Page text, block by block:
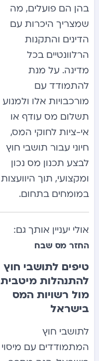
בהן הם פועלים, מה
שמצריך היכרות עם
הדינים והתקנות
הרלוונטיים בכל
מדינה. על מנת
להתמודד עם
מורכבויות אלו ולמנוע
תשלום מס עודף או
אי-ציות לחוקי המס,
חיוני עבור תושבי חוץ
לבצע תכנון מס נכון
ומקצועי, תוך היוועצות
במומחים בתחום.
אולי יעניין אותך גם:
החזר מס שבח
טיפים לתושבי חוץ
להתנהלות מיטבית
מול רשויות המס
בישראל
לתושבי חוץ
המתמודדים עם מיסוי